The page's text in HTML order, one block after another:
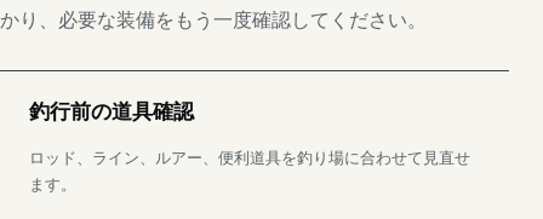
かり、必要な装備をもう一度確認してください。
釣行前の道具確認
ロッド、ライン、ルアー、便利道具を釣り場に合わせて見直せ
ます。